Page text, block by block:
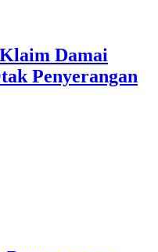
Damai
Penyerangan